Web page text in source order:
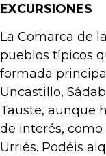
EXCURSIONES
La Comarca de
pueblos típicos
formada
Uncastillo,
Tauste, aunque
de interés, como
Urriés. Podéis